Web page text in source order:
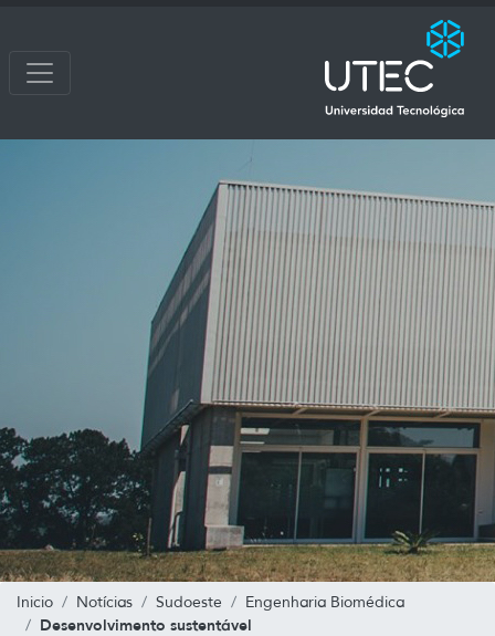
Inicio Notícias Sudoeste Engenharia Biomédica
Desenvolvimento sustentável